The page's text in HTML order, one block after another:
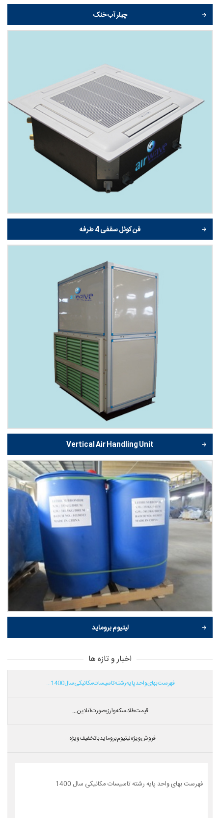
چیلر آب خنک
فن کوئل سقفی 4 طرفه
Vertical Air Handling Unit
لیتیوم بروماید
اخبار و تازه ها
فهرست بهای واحد پایه رشته تاسیسات مکانیکی سال 1400...
قیمت طلا،سکه و ارز بصورت آنلاین...
فروش ویژه لیتیوم بروماید با تخفیف ویژه...
فهرست بهای واحد پایه رشته تاسیسات مکانیکی سال 1400